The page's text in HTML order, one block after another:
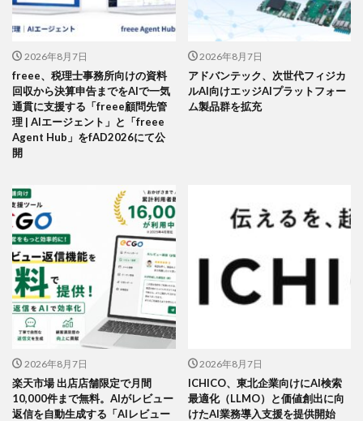
2026年8月7日
freee、税理士事務所向けの資料
回収から決算申告までをAIで一気
通貫に支援する「freee顧問先管
理 | AIエージェント」と「freee
Agent Hub」をfAD2026にて公
開
2026年8月7日
アドバンテック、次世代フィジカ
ルAI向けエッジAIプラットフォー
ム製品群を拡充
2026年8月7日
楽天市場 出店店舗限定で月間
10,000件まで無料。AIがレビュー
返信を自動生成する「AIレビュー
2026年8月7日
ICHICO、東北企業向けにAI検索
最適化（LLMO）と価値創出に向
けたAI業務導入支援を提供開始